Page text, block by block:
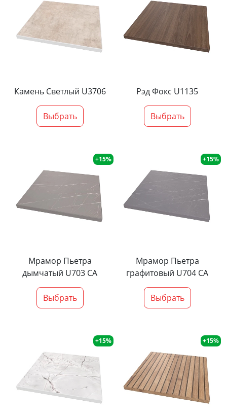
Камень Светлый U3706
Выбрать
Рэд Фокс U1135
Выбрать
+15%
Мрамор Пьетра
дымчатый U703 CA
Выбрать
+15%
Мрамор Пьетра
графитовый U704 CA
Выбрать
+15% +15%